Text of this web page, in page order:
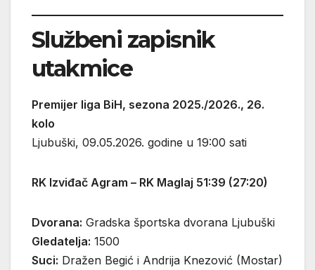
Službeni zapisnik
utakmice
Premijer liga BiH, sezona 2025./2026., 26.
kolo
Ljubuški, 09.05.2026. godine u 19:00 sati
RK Izviđač Agram – RK Maglaj 51:39 (27:20)
Dvorana: Gradska športska dvorana Ljubuški
Gledatelja: 1500
Suci: Dražen Begić i Andrija Knezović (Mostar)